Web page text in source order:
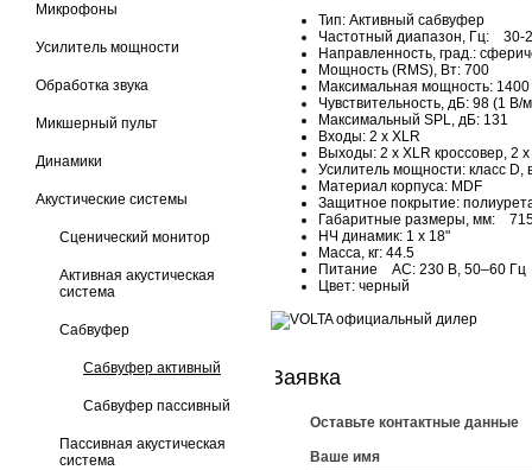
Микрофоны
Усилитель мощности
Обработка звука
Микшерный пульт
Динамики
Акустические системы
Сценический монитор
Активная акустическая
система
Сабвуфер
Сабвуфер активный
Сабвуфер пассивный
Пассивная акустическая
система
Тип: Активный сабвуфер
Частотный диапазон, Гц: 30-
Направленность, град.:
Мощность (RMS), Вт: 700
Максимальная мощность:
Чувствительность, дБ: 98 (1 В/
Максимальный SPL, дБ: 131
Входы: 2 х XLR
Выходы: 2 х XLR кроссовер, 2
Усилитель мощности: класс D,
Материал корпуса: MDF
Защитное покрытие:
Габаритные размеры, мм:
НЧ динамик: 1 x 18"
Масса, кг: 44.5
Питание AC: 230 B, 50–60 Гц
Цвет: черный
Заявка
Оставьте контактные данные
Ваше имя